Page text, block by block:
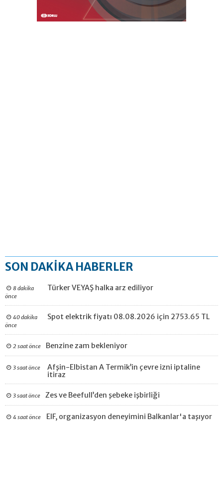
SON DAKİKA HABERLER
8 dakika
önce
Türker VEYAŞ halka arz ediliyor
40 dakika
önce
Spot elektrik fiyatı 08.08.2026 için 2753.65 TL
2 saat önce Benzine zam bekleniyor
3 saat önce
Afşin-Elbistan A Termik’in çevre izni iptaline
itiraz
3 saat önce Zes ve Beefull’den şebeke işbirliği
4 saat önce EIF, organizasyon deneyimini Balkanlar'a taşıyor